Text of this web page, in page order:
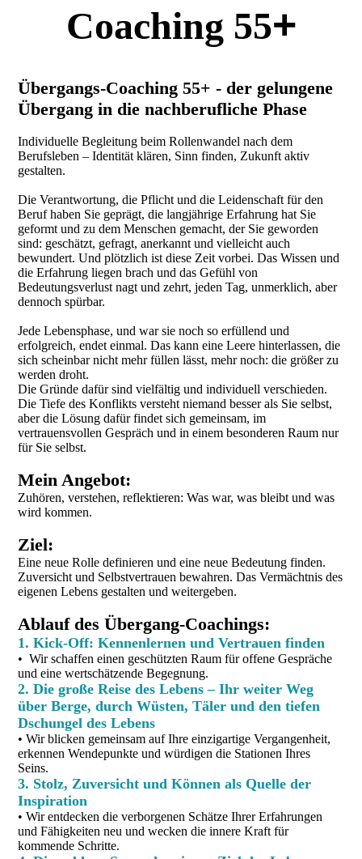
Coaching 55+
Übergangs-Coaching 55+ - der gelungene
Übergang in die nachberufliche Phase
Individuelle Begleitung beim Rollenwandel nach dem
Berufsleben – Identität klären, Sinn finden, Zukunft aktiv
gestalten.
Die Verantwortung, die Pflicht und die Leidenschaft für den
Beruf haben Sie geprägt, die langjährige Erfahrung hat Sie
geformt und zu dem Menschen gemacht, der Sie geworden
sind: geschätzt, gefragt, anerkannt und vielleicht auch
bewundert. Und plötzlich ist diese Zeit vorbei. Das Wissen und
die Erfahrung liegen brach und das Gefühl von
Bedeutungsverlust nagt und zehrt, jeden Tag, unmerklich, aber
dennoch spürbar.
Jede Lebensphase, und war sie noch so erfüllend und
erfolgreich, endet einmal. Das kann eine Leere hinterlassen, die
sich scheinbar nicht mehr füllen lässt, mehr noch: die größer zu
werden droht.
Die Gründe dafür sind vielfältig und individuell verschieden.
Die Tiefe des Konflikts versteht niemand besser als Sie selbst,
aber die Lösung dafür findet sich gemeinsam, im
vertrauensvollen Gespräch und in einem besonderen Raum nur
für Sie selbst.
Mein Angebot:
Zuhören, verstehen, reflektieren: Was war, was bleibt und was
wird kommen.
Ziel:
Eine neue Rolle definieren und eine neue Bedeutung finden.
Zuversicht und Selbstvertrauen bewahren. Das Vermächtnis des
eigenen Lebens gestalten und weitergeben.
Ablauf des Übergang-Coachings:
1. Kick-Off: Kennenlernen und Vertrauen finden
• Wir schaffen einen geschützten Raum für offene Gespräche
und eine wertschätzende Begegnung.
2. Die große Reise des Lebens – Ihr weiter Weg
über Berge, durch Wüsten, Täler und den tiefen
Dschungel des Lebens
• Wir blicken gemeinsam auf Ihre einzigartige Vergangenheit,
erkennen Wendepunkte und würdigen die Stationen Ihres
Seins.
3. Stolz, Zuversicht und Können als Quelle der
Inspiration
• Wir entdecken die verborgenen Schätze Ihrer Erfahrungen
und Fähigkeiten neu und wecken die innere Kraft für
kommende Schritte.